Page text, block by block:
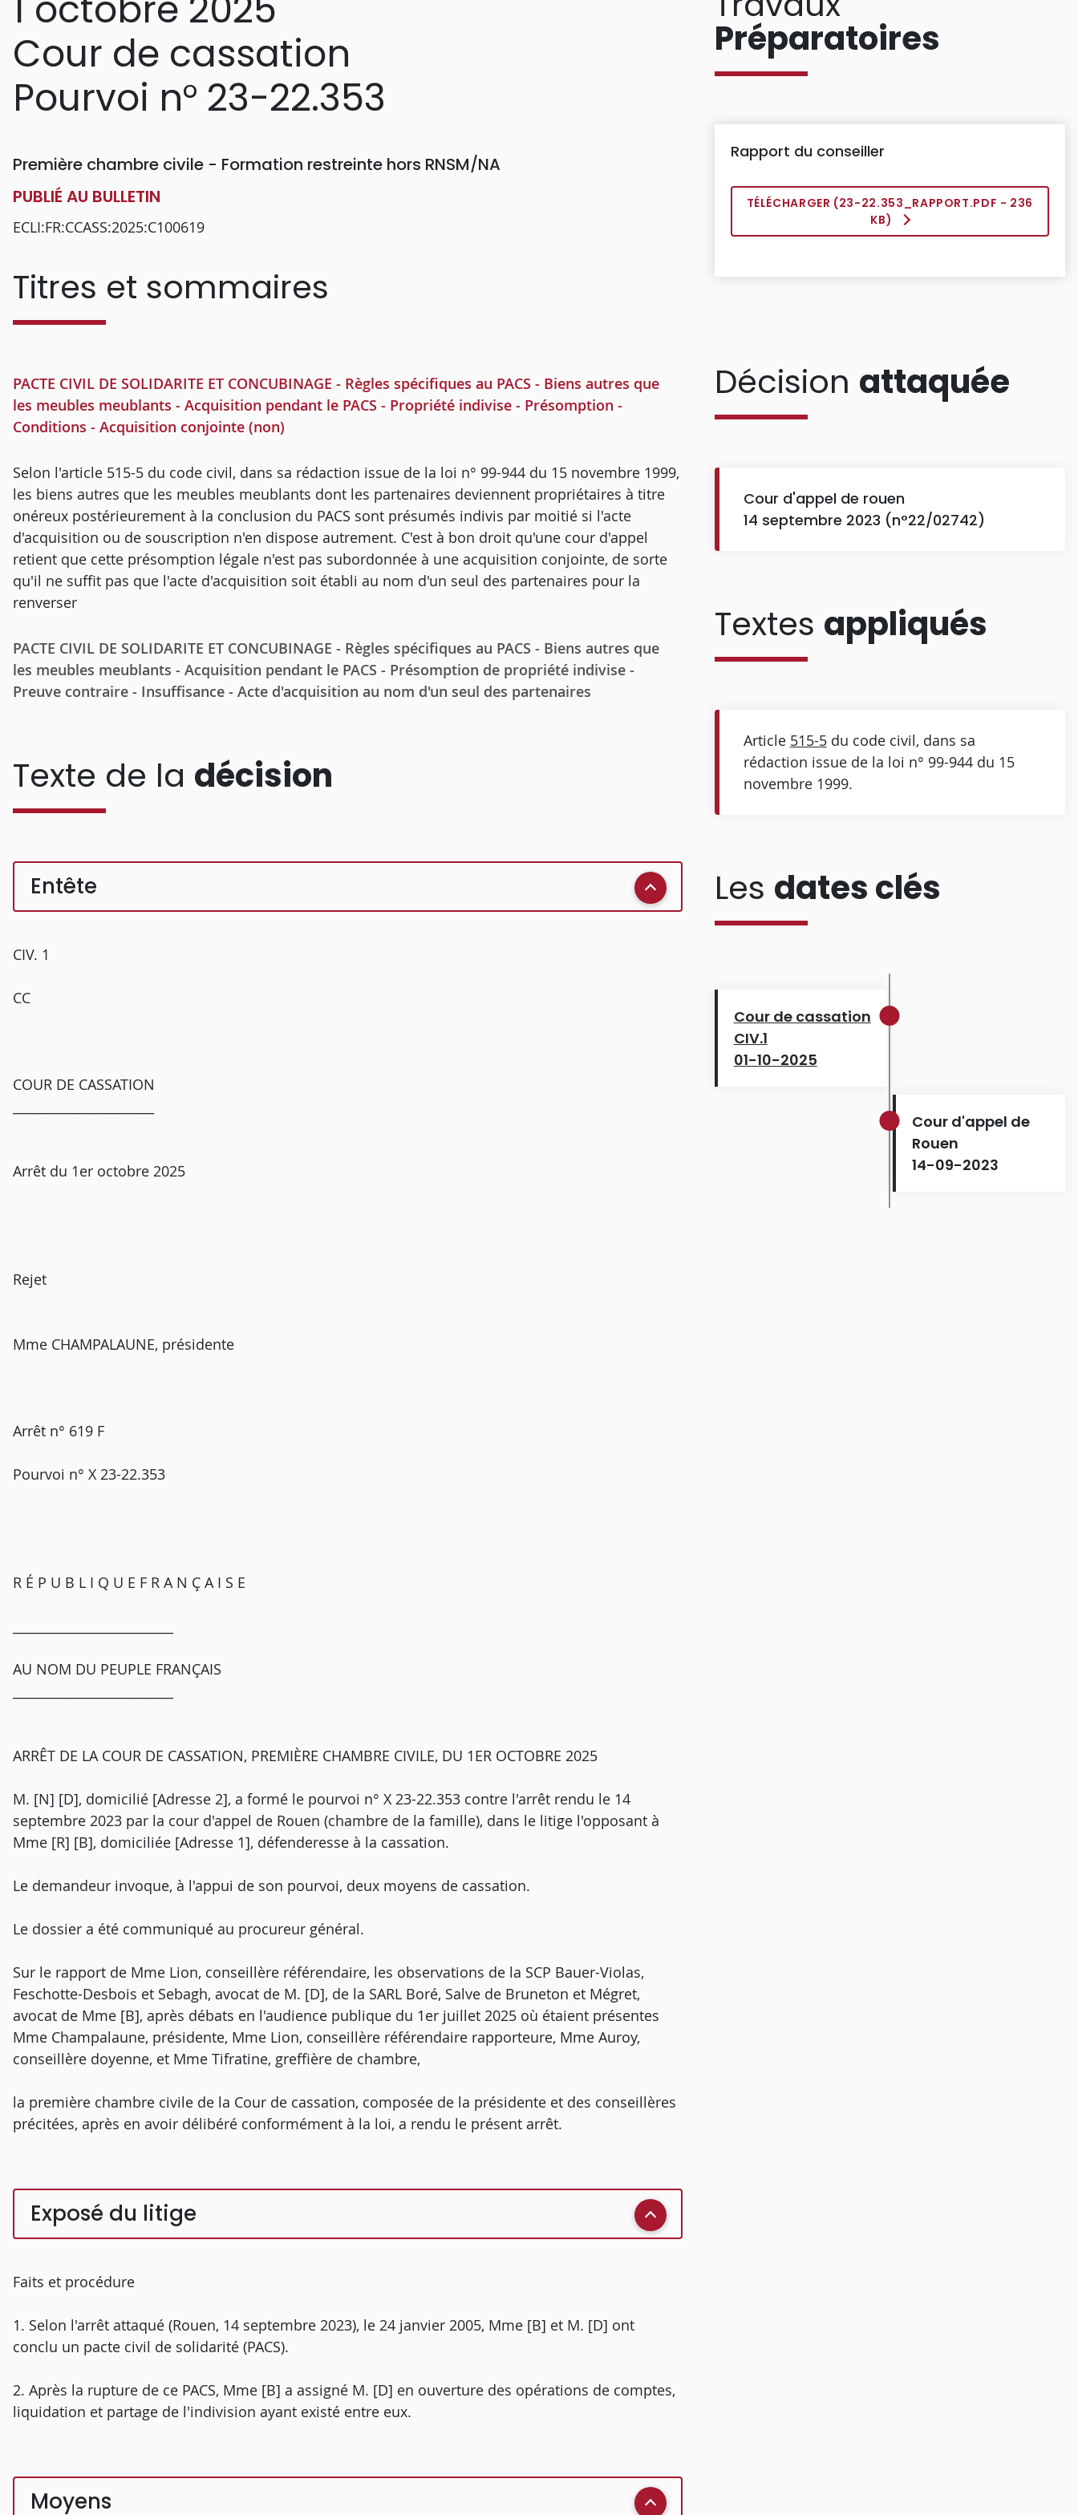
Cour de cassation
Pourvoi n° 23-22.353
Première chambre civile - Formation restreinte hors RNSM/NA
PUBLIÉ AU BULLETIN
ECLI:FR:CCASS:2025:C100619
Titres et sommaires
PACTE CIVIL DE SOLIDARITE ET CONCUBINAGE - Règles spécifiques au PACS - Biens autres que
les meubles meublants - Acquisition pendant le PACS - Propriété indivise - Présomption -
Conditions - Acquisition conjointe (non)
Selon l'article 515-5 du code civil, dans sa rédaction issue de la loi n° 99-944 du 15 novembre 1999,
les biens autres que les meubles meublants dont les partenaires deviennent propriétaires à titre
onéreux postérieurement à la conclusion du PACS sont présumés indivis par moitié si l'acte
d'acquisition ou de souscription n'en dispose autrement. C'est à bon droit qu'une cour d'appel
retient que cette présomption légale n'est pas subordonnée à une acquisition conjointe, de sorte
qu'il ne suffit pas que l'acte d'acquisition soit établi au nom d'un seul des partenaires pour la
renverser
PACTE CIVIL DE SOLIDARITE ET CONCUBINAGE - Règles spécifiques au PACS - Biens autres que
les meubles meublants - Acquisition pendant le PACS - Présomption de propriété indivise -
Preuve contraire - Insuffisance - Acte d'acquisition au nom d'un seul des partenaires
Texte de la décision
Entête
CIV. 1
CC
COUR DE CASSATION
Arrêt du 1er octobre 2025
Rejet
Mme CHAMPALAUNE, présidente
Arrêt n° 619 F
Pourvoi n° X 23-22.353
R É P U B L I Q U E F R A N Ç A I S E
AU NOM DU PEUPLE FRANÇAIS
ARRÊT DE LA COUR DE CASSATION, PREMIÈRE CHAMBRE CIVILE, DU 1ER OCTOBRE 2025
M. [N] [D], domicilié [Adresse 2], a formé le pourvoi n° X 23-22.353 contre l'arrêt rendu le 14
septembre 2023 par la cour d'appel de Rouen (chambre de la famille), dans le litige l'opposant à
Mme [R] [B], domiciliée [Adresse 1], défenderesse à la cassation.
Le demandeur invoque, à l'appui de son pourvoi, deux moyens de cassation.
Le dossier a été communiqué au procureur général.
Sur le rapport de Mme Lion, conseillère référendaire, les observations de la SCP Bauer-Violas,
Feschotte-Desbois et Sebagh, avocat de M. [D], de la SARL Boré, Salve de Bruneton et Mégret,
avocat de Mme [B], après débats en l'audience publique du 1er juillet 2025 où étaient présentes
Mme Champalaune, présidente, Mme Lion, conseillère référendaire rapporteure, Mme Auroy,
conseillère doyenne, et Mme Tifratine, greffière de chambre,
la première chambre civile de la Cour de cassation, composée de la présidente et des conseillères
précitées, après en avoir délibéré conformément à la loi, a rendu le présent arrêt.
Exposé du litige
Faits et procédure
1. Selon l'arrêt attaqué (Rouen, 14 septembre 2023), le 24 janvier 2005, Mme [B] et M. [D] ont
conclu un pacte civil de solidarité (PACS).
2. Après la rupture de ce PACS, Mme [B] a assigné M. [D] en ouverture des opérations de comptes,
liquidation et partage de l'indivision ayant existé entre eux.
Moyens
Préparatoires
Rapport du conseiller
TÉLÉCHARGER (23-22.353_RAPPORT.PDF - 236
KB)
Décision attaquée
Cour d'appel de rouen
14 septembre 2023 (n°22/02742)
Textes appliqués
Article 515-5du code civil, dans sa
rédaction issue de la loi n° 99-944 du 15
novembre 1999.
Les dates clés
Cour de cassation
CIV.1
01-10-2025
Cour d'appel de
Rouen
14-09-2023